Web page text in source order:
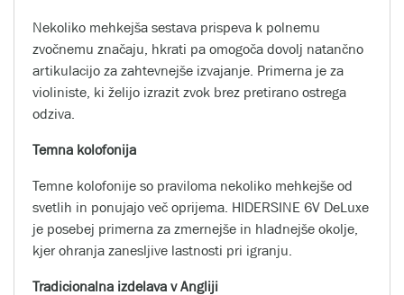
Nekoliko mehkejša sestava prispeva k polnemu
zvočnemu značaju, hkrati pa omogoča dovolj natančno
artikulacijo za zahtevnejše izvajanje. Primerna je za
violiniste, ki želijo izrazit zvok brez pretirano ostrega
odziva.
Temna kolofonija
Temne kolofonije so praviloma nekoliko mehkejše od
svetlih in ponujajo več oprijema. HIDERSINE 6V DeLuxe
je posebej primerna za zmernejše in hladnejše okolje,
kjer ohranja zanesljive lastnosti pri igranju.
Tradicionalna izdelava v Angliji